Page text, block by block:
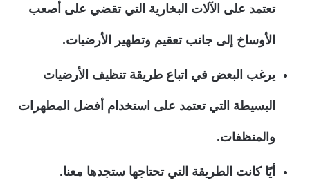
تعتمد على الآلات البخارية التي تقضي على أصعب
الأوساخ إلى جانب تعقيم وتطهير الأرضيات.
يرغب البعض في اتباع طريقة تنظيف الأرضيات
البسيطة التي تعتمد على استخدام أفضل المطهرات
والمنظفات.
أيًا كانت الطريقة التي تحتاجها ستجدها معنا.